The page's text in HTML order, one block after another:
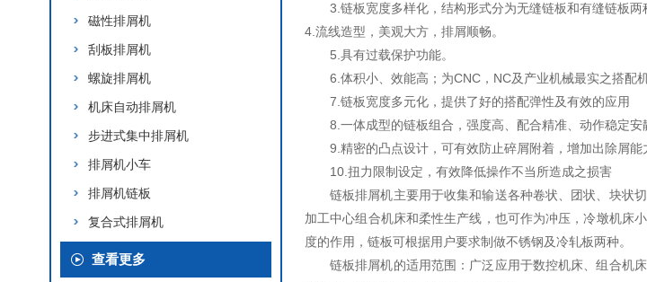
磁性排屑机
刮板排屑机
螺旋排屑机
机床自动排屑机
步进式集中排屑机
排屑机小车
排屑机链板
复合式排屑机
查看更多
3.链板宽度多样化，结构形式分为无缝链板和有缝链板两
4.流线造型，美观大方，排屑顺畅。
5.具有过载保护功能。
6.体积小、效能高；为CNC，NC及产业机械最实之搭配
7.链板宽度多元化，提供了好的搭配弹性及有效的应用
8.一体成型的链板组合，强度高、配合精准、动作稳定安
9.精密的凸点设计，可有效防止碎屑附着，增加出除屑能
10.扭力限制设定，有效降低操作不当所造成之损害
链板排屑机主要用于收集和输送各种卷状、团状、块状
加工中心组合机床和柔性生产线，也可作为冲压，冷墩机床
度的作用，链板可根据用户要求制做不锈钢及冷轧板两种。
链板排屑机的适用范围：广泛应用于数控机床、组合机